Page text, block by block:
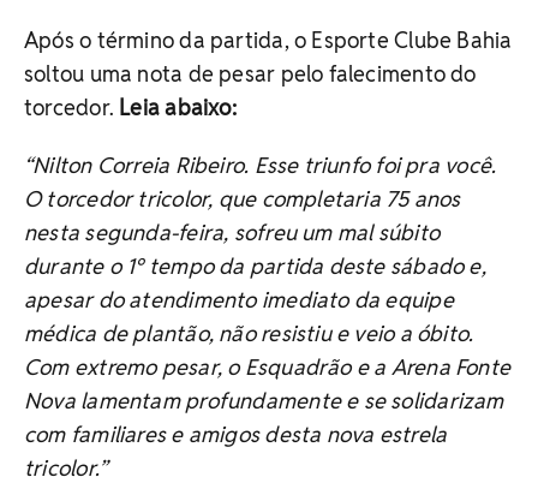
Após o término da partida, o Esporte Clube Bahia
soltou uma nota de pesar pelo falecimento do
torcedor. Leia abaixo:
“Nilton Correia Ribeiro. Esse triunfo foi pra você.
O torcedor tricolor, que completaria 75 anos
nesta segunda-feira, sofreu um mal súbito
durante o 1º tempo da partida deste sábado e,
apesar do atendimento imediato da equipe
médica de plantão, não resistiu e veio a óbito.
Com extremo pesar, o Esquadrão e a Arena Fonte
Nova lamentam profundamente e se solidarizam
com familiares e amigos desta nova estrela
tricolor.”